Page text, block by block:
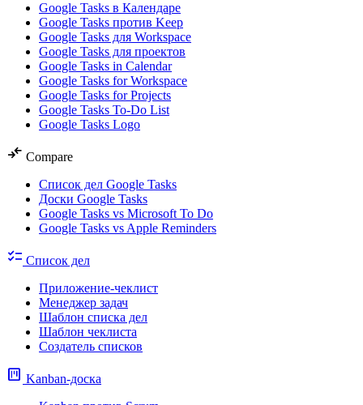
Google Tasks в Календаре
Google Tasks против Keep
Google Tasks для Workspace
Google Tasks для проектов
Google Tasks in Calendar
Google Tasks for Workspace
Google Tasks for Projects
Google Tasks To-Do List
Google Tasks Logo
compare_arrows Compare
Список дел Google Tasks
Доски Google Tasks
Google Tasks vs Microsoft To Do
Google Tasks vs Apple Reminders
checklist Список дел
Приложение-чеклист
Менеджер задач
Шаблон списка дел
Шаблон чеклиста
Создатель списков
view_kanban Kanban-доска